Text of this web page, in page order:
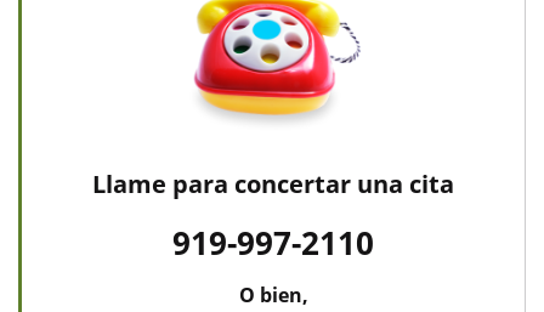
Llame para concertar una cita
919-997-2110
O bien,